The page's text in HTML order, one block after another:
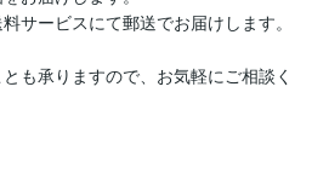
サービスにて郵送でお届けします。
も承りますので、お気軽にご相談く